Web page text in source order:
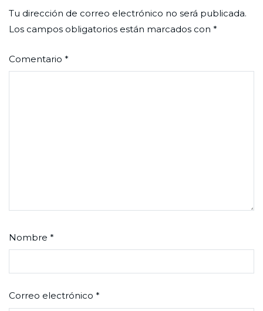
Tu dirección de correo electrónico no será publicada.
Los campos obligatorios están marcados con *
Comentario *
Nombre *
Correo electrónico *